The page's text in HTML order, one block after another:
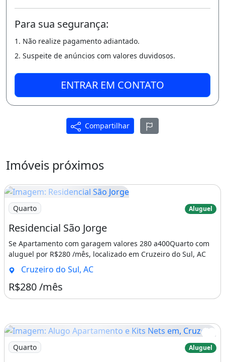
Para sua segurança:
1. Não realize pagamento adiantado.
2. Suspeite de anúncios com valores duvidosos.
ENTRAR EM CONTATO
Compartilhar
Imóveis próximos
Imagem: Residencial São Jorge
Quarto Aluguel
Residencial São Jorge
Se Apartamento com garagem valores 280 a400Quarto com
aluguel por R$280 /mês, localizado em Cruzeiro do Sul, AC
Cruzeiro do Sul, AC
R$280 /mês
Imagem: Alugo Apartamento e Kits Nets em, Cruzeiro
Quarto Aluguel